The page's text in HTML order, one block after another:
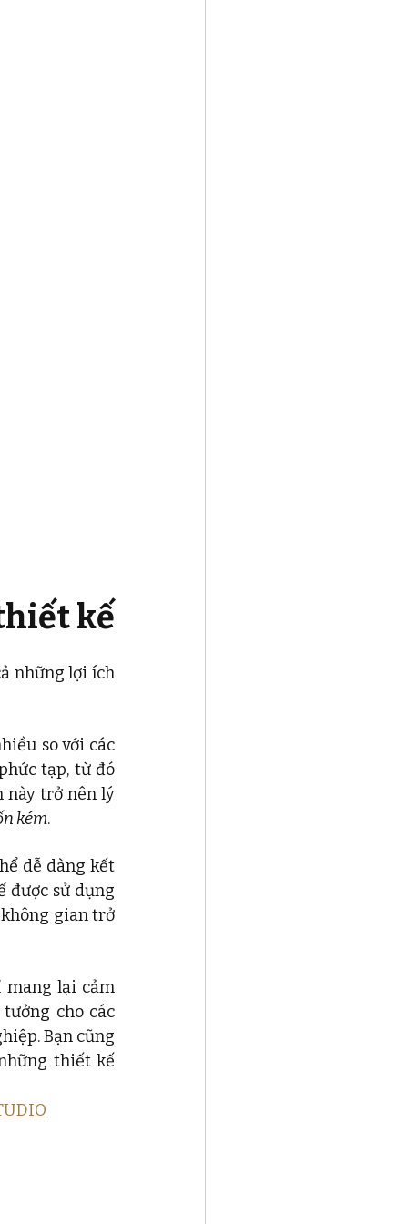
kế
những lợi ích
so với các
này trở nên lý
kém.
dễ dàng kết
được sử dụng
gian trở
mang lại cảm
cho các
Bạn cũng
thiết kế